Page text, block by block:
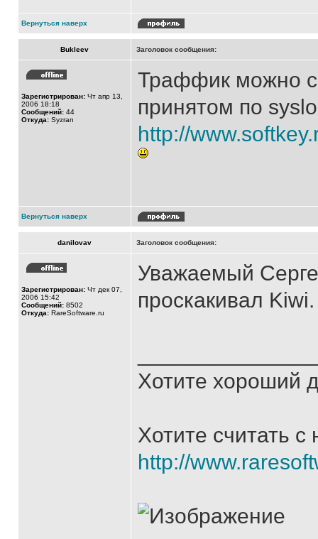
Вернуться наверх
Bukleev Заголовок сообщения:
Зарегистрирован: Чт апр 13,
2006 18:18
Сообщений: 44
Откуда: Syzran
Траффик можно
принятом по
http://
Вернуться наверх
danilovav Заголовок сообщения:
Зарегистрирован: Чт дек 07,
2006 15:42
Сообщений: 8502
Откуда: RareSoftware.ru
Уважаемый
проскакивал
Хотите хороший
Хотите считать с
http://